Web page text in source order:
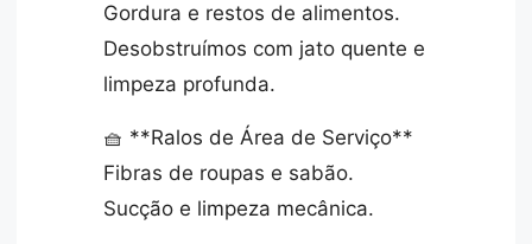
Gordura e restos de alimentos.
Desobstruímos com jato quente e
limpeza profunda.
🧺 **Ralos de Área de Serviço**
Fibras de roupas e sabão.
Sucção e limpeza mecânica.